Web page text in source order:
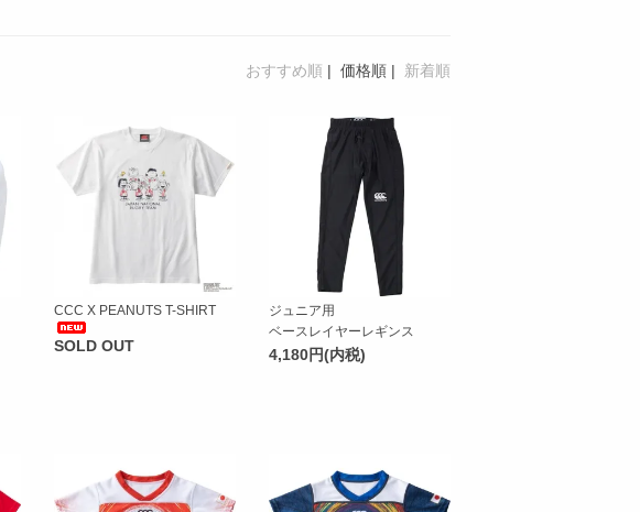
おすすめ順 | 価格順 | 新着順
CCC X PEANUTS T-SHIRT
SOLD OUT
ジュニア用
ベースレイヤーレギンス
4,180円(内税)